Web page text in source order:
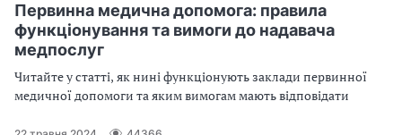
Первинна медична допомога: правила
функціонування та вимоги до надавача
медпослуг
Читайте у статті, як нині функціонують заклади первинної
медичної допомоги та яким вимогам мають відповідати